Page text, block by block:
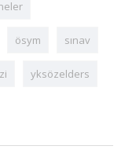
ösym sınav
yksözelders